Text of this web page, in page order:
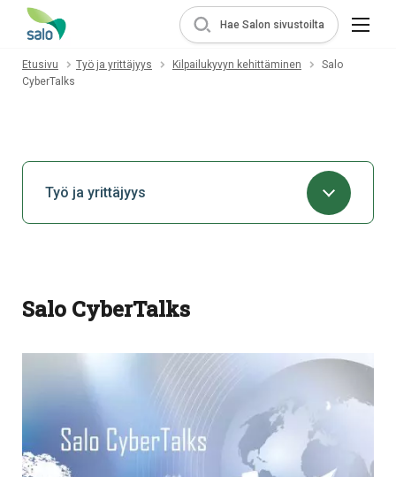
Hae Salon sivustoilta
Etusivu Työ ja yrittäjyys Kilpailukyvyn kehittäminen
Salo
CyberTalks
Työ ja yrittäjyys
Salo CyberTalks